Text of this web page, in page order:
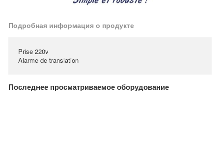
Подробная информация о продукте
Prise 220v
Alarme de translation
Последнее просматриваемое оборудование